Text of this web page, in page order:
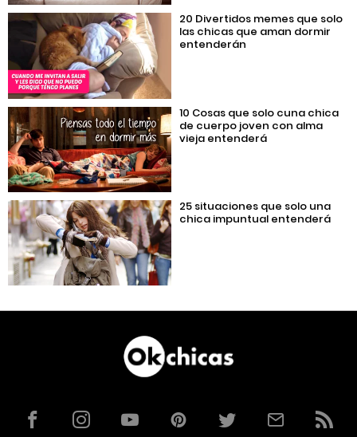
20 Divertidos memes que solo
las chicas que aman dormir
entenderán
10 Cosas que solo cuna chica
de cuerpo joven con alma
vieja entenderá
25 situaciones que solo una
chica impuntual entenderá
FacebookInstagramYouTubePinterestTwitterCorreoRSS